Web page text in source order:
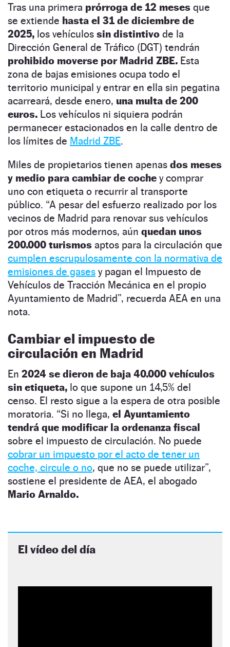
Tras una primera prórroga de 12 meses que
se extiende hasta el 31 de diciembre de
2025, los vehículos sin distintivo de la
Dirección General de Tráfico (DGT) tendrán
prohibido moverse por Madrid ZBE. Esta
zona de bajas emisiones ocupa todo el
territorio municipal y entrar en ella sin pegatina
acarreará, desde enero, una multa de 200
euros. Los vehículos ni siquiera podrán
permanecer estacionados en la calle dentro de
los límites de Madrid ZBE.
Miles de propietarios tienen apenas dos meses
y medio para cambiar de coche y comprar
uno con etiqueta o recurrir al transporte
público. “A pesar del esfuerzo realizado por los
vecinos de Madrid para renovar sus vehículos
por otros más modernos, aún quedan unos
200.000 turismos aptos para la circulación que
cumplen escrupulosamente con la normativa de
emisiones de gases y pagan el Impuesto de
Vehículos de Tracción Mecánica en el propio
Ayuntamiento de Madrid”, recuerda AEA en una
nota.
Cambiar el impuesto de
circulación en Madrid
En 2024 se dieron de baja 40.000 vehículos
sin etiqueta, lo que supone un 14,5% del
censo. El resto sigue a la espera de otra posible
moratoria. “Si no llega, el Ayuntamiento
tendrá que modificar la ordenanza fiscal
sobre el impuesto de circulación. No puede
cobrar un impuesto por el acto de tener un
coche, circule o no, que no se puede utilizar”,
sostiene el presidente de AEA, el abogado
Mario Arnaldo.
El vídeo del día